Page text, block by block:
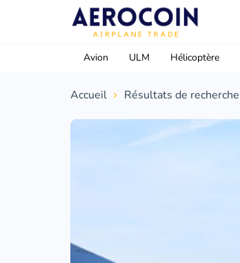
Avion ULM Hélicoptère
Accueil Résultats de recherche